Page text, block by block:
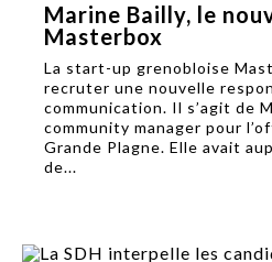
Marine Bailly, le
Masterbox
La start-up grenobloise
recruter une nouvelle
communication. Il s’agit de
community manager pour
Grande Plagne. Elle avait
de...